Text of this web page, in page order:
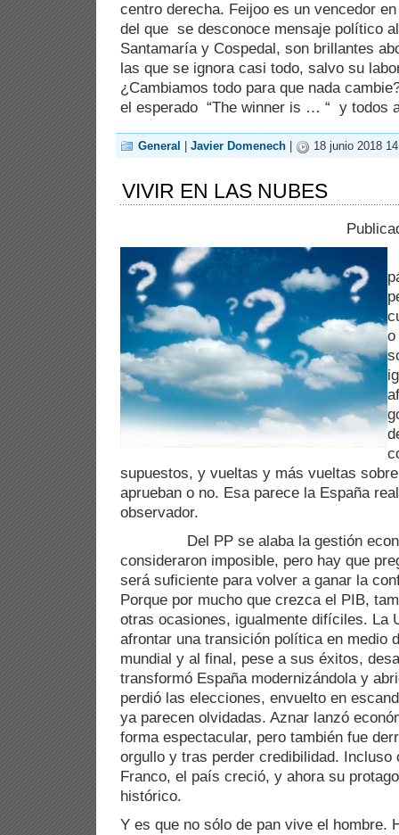
centro derecha. Feijoo es un vencedor
del que se desconoce mensaje político
Santamaría y Cospedal, son brillantes
las que se ignora casi todo, salvo su
¿Cambiamos todo para que nada
el esperado “The winner is … “ y todos
General Javier Domenech 18 junio 2018
VIVIR EN LAS NUBES
o
supuestos, y vueltas y más vueltas
aprueban o no. Esa parece la España
observador.
Del PP se alaba la gestión
consideraron imposible, pero hay que
será suficiente para volver a ganar la
Porque por mucho que crezca el PIB,
otras ocasiones, igualmente difíciles. La
afrontar una transición política en medio
mundial y al final, pese a sus éxitos,
transformó España modernizándola y
perdió las elecciones, envuelto en
ya parecen olvidadas. Aznar lanzó
forma espectacular, pero también fue
orgullo y tras perder credibilidad. Incluso
Franco, el país creció, y ahora su
histórico.
Y es que no sólo de pan vive el hombre.